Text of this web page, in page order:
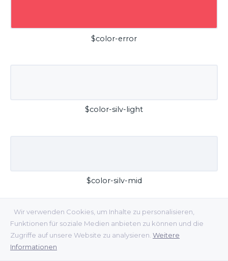
Wir verwenden Cookies, um Inhalte zu personalisieren,
Funktionen für soziale Medien anbieten zu können und die
Zugriffe auf unsere Website zu analysieren. Weitere
Informationen
$color-error
$color-silv-light
$color-silv-mid